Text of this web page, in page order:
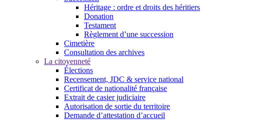
Héritage : ordre et droits des héritiers
Donation
Testament
Règlement d’une succession
Cimetière
Consultation des archives
La citoyenneté
Élections
Recensement, JDC & service national
Certificat de nationalité française
Extrait de casier judiciaire
Autorisation de sortie du territoire
Demande d’attestation d’accueil